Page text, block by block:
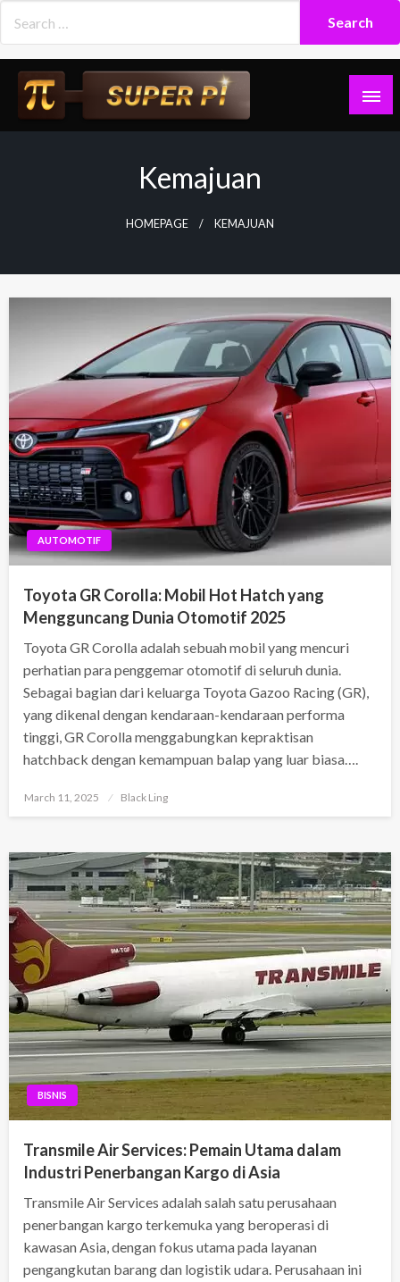
content
Kemajuan
HOMEPAGE KEMAJUAN
AUTOMOTIF
Toyota GR Corolla: Mobil Hot Hatch yang
Mengguncang Dunia Otomotif 2025
Toyota GR Corolla adalah sebuah mobil yang mencuri
perhatian para penggemar otomotif di seluruh dunia.
Sebagai bagian dari keluarga Toyota Gazoo Racing (GR),
yang dikenal dengan kendaraan-kendaraan performa
tinggi, GR Corolla menggabungkan kepraktisan
hatchback dengan kemampuan balap yang luar biasa….
Posted
March 11, 2025 Black Ling
BISNIS
Transmile Air Services: Pemain Utama dalam
Industri Penerbangan Kargo di Asia
Transmile Air Services adalah salah satu perusahaan
penerbangan kargo terkemuka yang beroperasi di
kawasan Asia, dengan fokus utama pada layanan
pengangkutan barang dan logistik udara. Perusahaan ini